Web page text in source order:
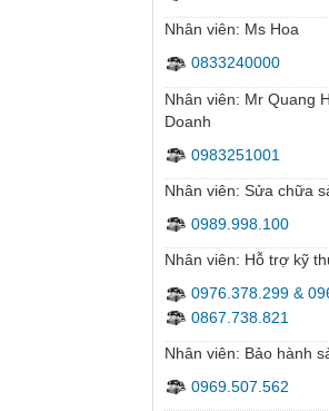
Nhân viên: Ms Hoa
0833240000
Nhân viên: Mr Quang
Doanh
0983251001
Nhân viên: Sửa chữa
0989.998.100
Nhân viên: Hỗ trợ kỹ
0976.378.299 &
0867.738.821
Nhân viên: Bảo hành
0969.507.562